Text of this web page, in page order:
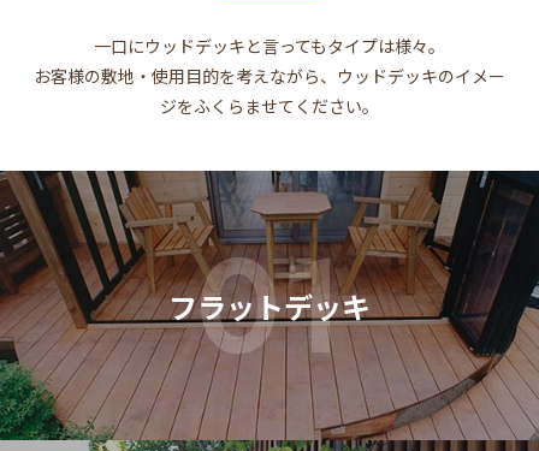
一口にウッドデッキと言ってもタイプは様々。
お客様の敷地・使用目的を考えながら、ウッドデッキのイメー
ジをふくらませてください。
フラットデッキ
01